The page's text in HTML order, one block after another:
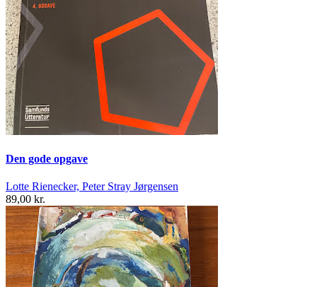
Den gode opgave
Lotte Rienecker, Peter Stray Jørgensen
89,00 kr.